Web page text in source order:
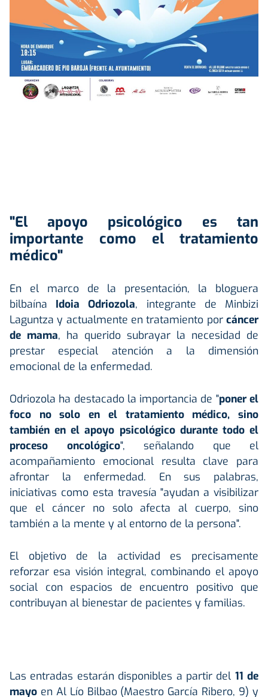
"El apoyo psicológico es tan
importante como el tratamiento
médico"
En el marco de la presentación, la bloguera
bilbaína Idoia Odriozola, integrante de Minbizi
Laguntza y actualmente en tratamiento por cáncer
de mama, ha querido subrayar la necesidad de
prestar especial atención a la dimensión
emocional de la enfermedad.
Odriozola ha destacado la importancia de "poner el
foco no solo en el tratamiento médico, sino
también en el apoyo psicológico durante todo el
proceso oncológico", señalando que el
acompañamiento emocional resulta clave para
afrontar la enfermedad. En sus palabras,
iniciativas como esta travesía "ayudan a visibilizar
que el cáncer no solo afecta al cuerpo, sino
también a la mente y al entorno de la persona".
El objetivo de la actividad es precisamente
reforzar esa visión integral, combinando el apoyo
social con espacios de encuentro positivo que
contribuyan al bienestar de pacientes y familias.
Las entradas estarán disponibles a partir del 11 de
mayo en Al Lío Bilbao (Maestro García Ribero, 9) y